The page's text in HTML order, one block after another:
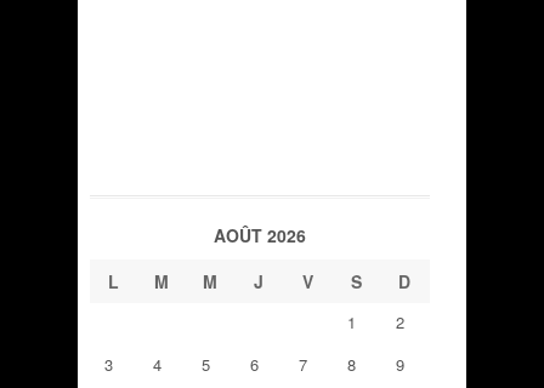
AOÛT 2026
L
M M J V S D
1
2
3
4 5 6 7 8
9